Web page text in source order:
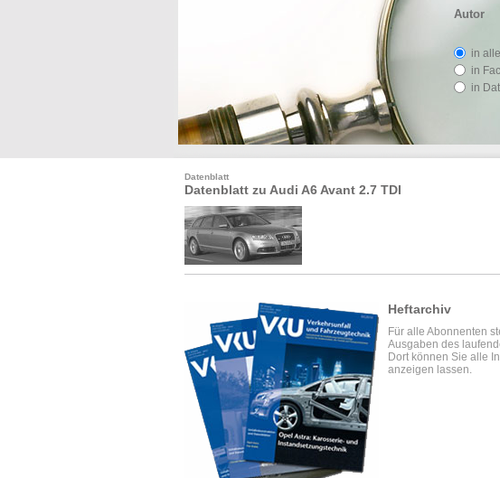
Autor
in
in
in
Datenblatt
Datenblatt zu Audi A6 Avant 2.7 TDI
Heftarchiv
Für alle Abonnenten
Ausgaben des
Dort können Sie alle
anzeigen lassen.